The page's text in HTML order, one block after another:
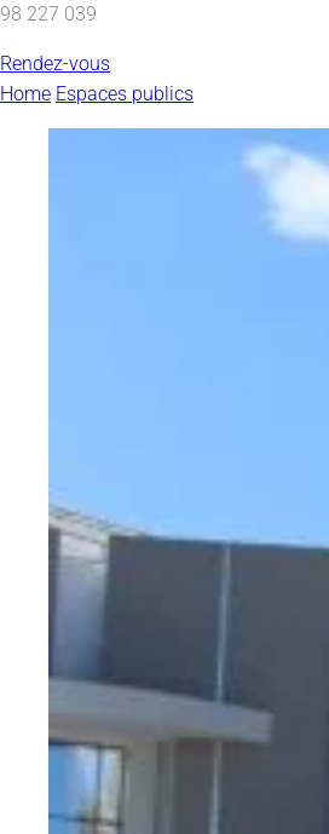
98 227 039
Rendez-vous
Home Espaces publics